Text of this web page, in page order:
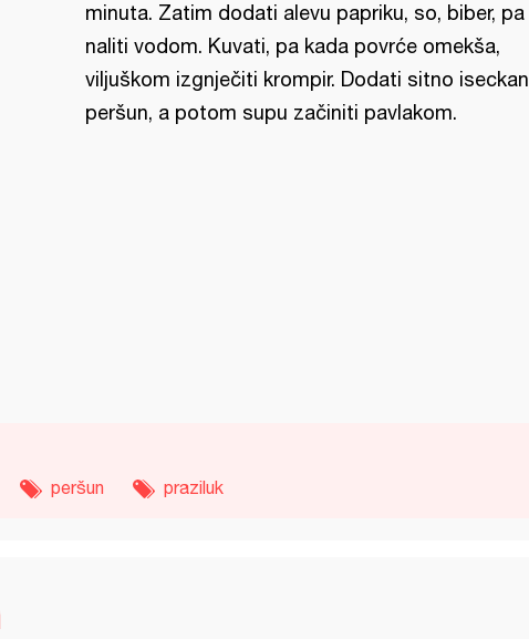
minuta. Zatim dodati alevu papriku, so, biber, pa
naliti vodom. Kuvati, pa kada povrće omekša,
viljuškom izgnječiti krompir. Dodati sitno iseckan
peršun, a potom supu začiniti pavlakom.
peršun praziluk